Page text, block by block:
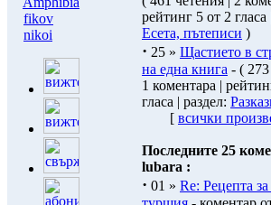
fikov
nikoi
рейтинг 5 от 2 гласа
Есета, пътеписи )
· 25 » Щастието в
на една книга - ( 273
1 коментара |
гласа | раздел:
[ всички
Последните 25
lubara :
· 01 » Re: Рецепта за